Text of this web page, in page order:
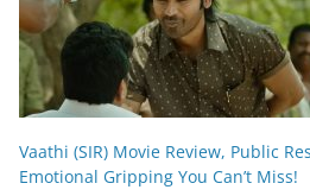
Vaathi (SIR) Movie Review, Public
Emotional Gripping You Can’t Miss!